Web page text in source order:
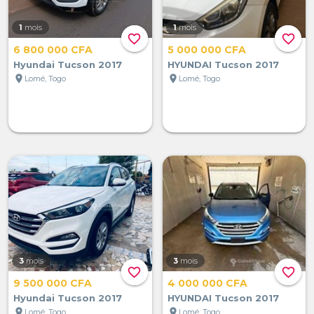
favorite_border
1 mois
6 800 000 CFA
Hyundai Tucson 2017
location_on Lomé, Togo
favorite_border
1 mois
5 000 000 CFA
HYUNDAI Tucson 2017
location_on Lomé, Togo
favorite_border
3 mois
9 500 000 CFA
Hyundai Tucson 2017
Lomé, Togo
favorite_border
3 mois
4 000 000 CFA
HYUNDAI Tucson 2017
Lomé, Togo